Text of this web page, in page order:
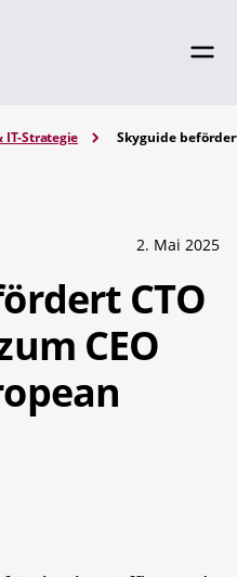
IT-Strategie Skyguide
2. Mai 2025
CTO
CEO